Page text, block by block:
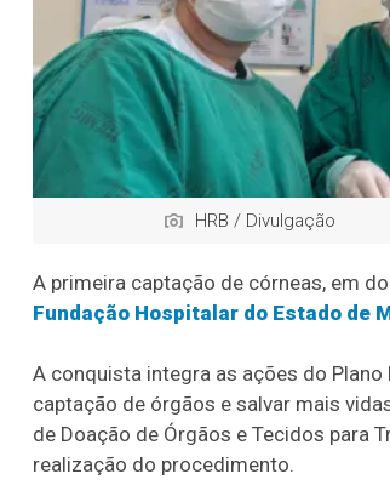
HRB / Divulgação
A primeira captação de córneas, em
Fundação Hospitalar do Estado de
A conquista integra as ações do Plano
captação de órgãos e salvar mais
de Doação de Órgãos e Tecidos para
realização do procedimento.